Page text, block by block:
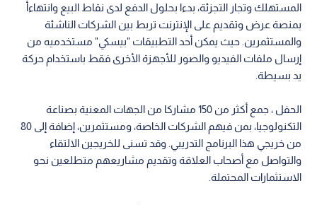
المستهلك وتجار التجزئة، بدءا بحلول الدفع لدى نقاط البيع وانتهاءأ
بمنصة عرض وتقديم على الإنترنت تربط بين الشركات الناشئة
والمستثمرين. حيث يمكن أحد التطبيقات "بيسكي" مستخدميه من
إرسال ملفات الفيديو والصور للأجهزة الأخرى فقط باستخدام حركة
يد بسيطة.
الحفل ، جمع أكثر من 150 مشاركا من الجهات المعنية بصناعة
التكنولوجيا، بمن فيهم الشركات الخاصة، ومستثمرين، إضافة إلى 80
من خريجي هذا البرنامج التدريبي. وقد تسنى للخريجين الالتقاء
والتواصل مع أصحاب العلاقة وتقديم مشاريعهم متطلعين نحو
الاستثمارات المحتملة.